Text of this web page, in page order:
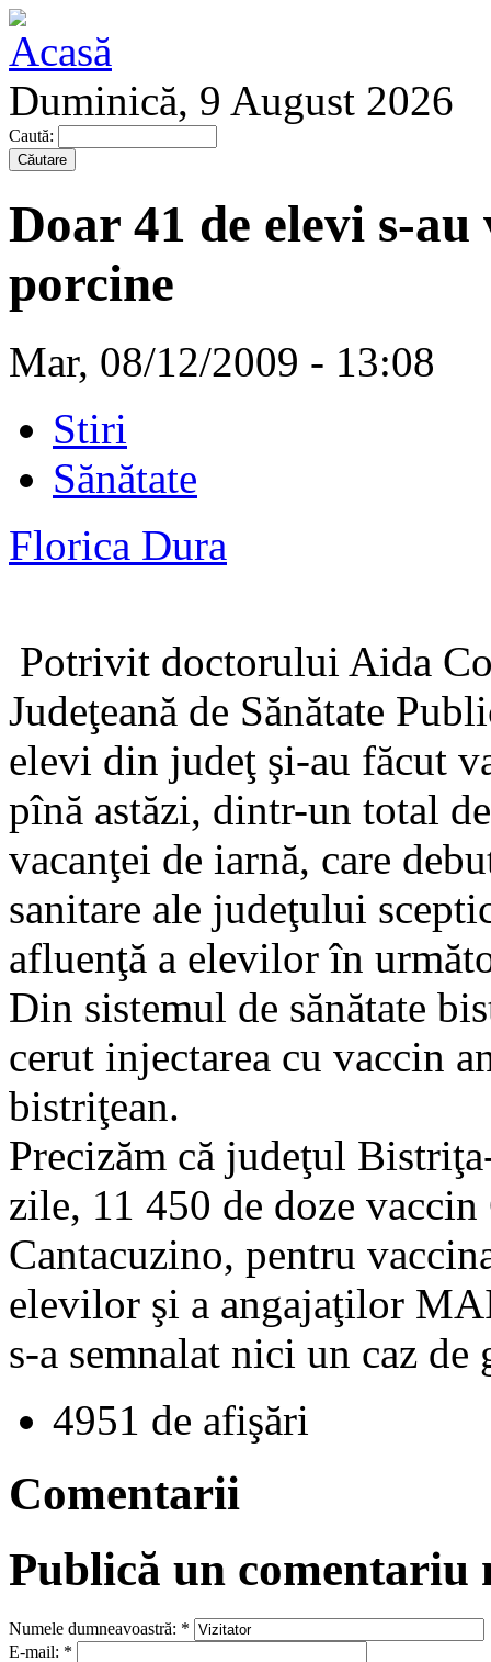
Duminică, 9 August 2026
Caută:
Doar 41 de elevi s-
porcine
Mar, 08/12/2009 - 13:08
Stiri
Sănătate
Florica Dura
Potrivit doctorului Aida
Judeţeană de Sănătate
elevi din judeţ şi-au făcut
pînă astăzi, dintr-un total
vacanţei de iarnă, care
sanitare ale judeţului
afluenţă a elevilor în
Din sistemul de sănătate
cerut injectarea cu vaccin
bistriţean.
Precizăm că judeţul
zile, 11 450 de doze
Cantacuzino, pentru
elevilor şi a angajaţilor
s-a semnalat nici un caz
4951 de afişări
Comentarii
Publică un comentariu
Numele dumneavoastră: *
E-mail: *